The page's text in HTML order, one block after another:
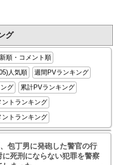
グ
順・コメント順
人気順
週間PVランキング
グ
累計PVランキング
ントランキング
ントランキング
包丁男に発砲した警官の行
死刑にならない犯罪を警察